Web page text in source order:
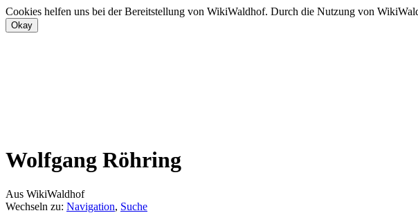
Cookies helfen uns bei der Bereitstellung von WikiWaldhof. Durch die Nutzung von
Wolfgang Röhring
Aus WikiWaldhof
Wechseln zu: Navigation, Suche